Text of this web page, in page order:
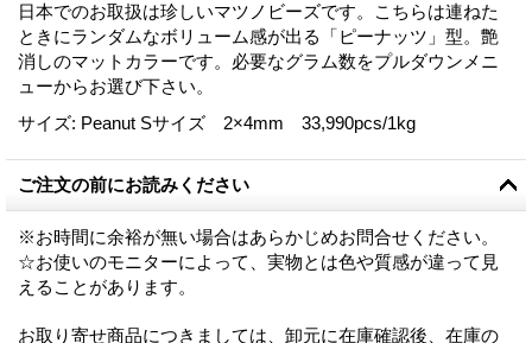
日本でのお取扱は珍しいマツノビーズです。こちらは連ねた
ときにランダムなボリューム感が出る「ピーナッツ」型。艶
消しのマットカラーです。必要なグラム数をプルダウンメニ
ューからお選び下さい。
サイズ: Peanut Sサイズ 2×4mm 33,990pcs/1kg
ご注文の前にお読みください
※お時間に余裕が無い場合はあらかじめお問合せください。
☆お使いのモニターによって、実物とは色や質感が違って見
えることがあります。
お取り寄せ商品につきましては、卸元に在庫確認後、在庫の